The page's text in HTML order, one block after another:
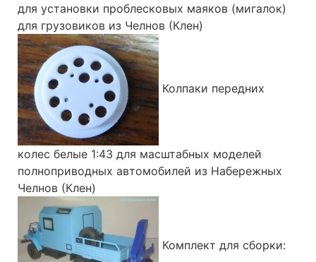
для установки проблесковых маяков (мигалок)
для грузовиков из Челнов (Клен)
Колпаки передних
колес белые 1:43 для масштабных моделей
полноприводных автомобилей из Набережных
Челнов (Клен)
Комплект для сборки: